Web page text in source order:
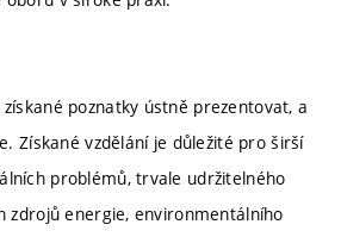
poznatky ústně prezentovat, a
Získané vzdělání je důležité pro širší
problémů, trvale udržitelného
zdrojů energie, environmentálního